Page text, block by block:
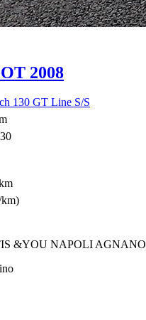
2008
130 GT Line S/S
&YOU NAPOLI AGNANO